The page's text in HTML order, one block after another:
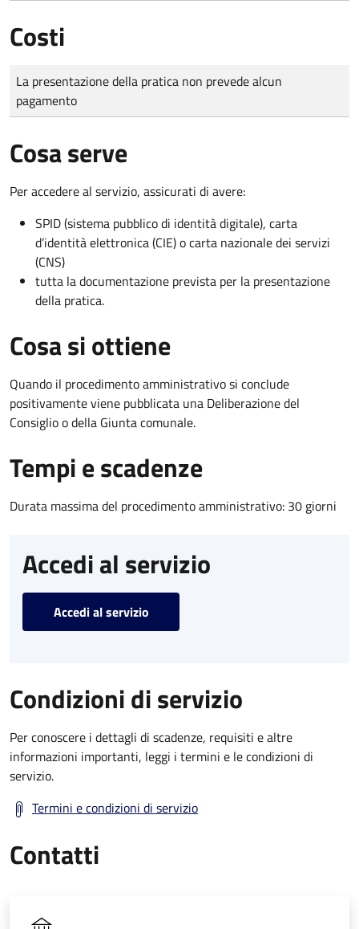
Costi
Tipo di pagamento
Importo
La presentazione della pratica non prevede alcun
pagamento
Cosa serve
Per accedere al servizio, assicurati di avere:
SPID (sistema pubblico di identità digitale), carta
d’identità elettronica (CIE) o carta nazionale dei servizi
(CNS)
tutta la documentazione prevista per la presentazione
della pratica.
Cosa si ottiene
Quando il procedimento amministrativo si conclude
positivamente viene pubblicata una Deliberazione del
Consiglio o della Giunta comunale.
Tempi e scadenze
Durata massima del procedimento amministrativo: 30 giorni
Accedi al servizio
Accedi al servizio
Condizioni di servizio
Per conoscere i dettagli di scadenze, requisiti e altre
informazioni importanti, leggi i termini e le condizioni di
servizio.
Termini e condizioni di servizio
Contatti